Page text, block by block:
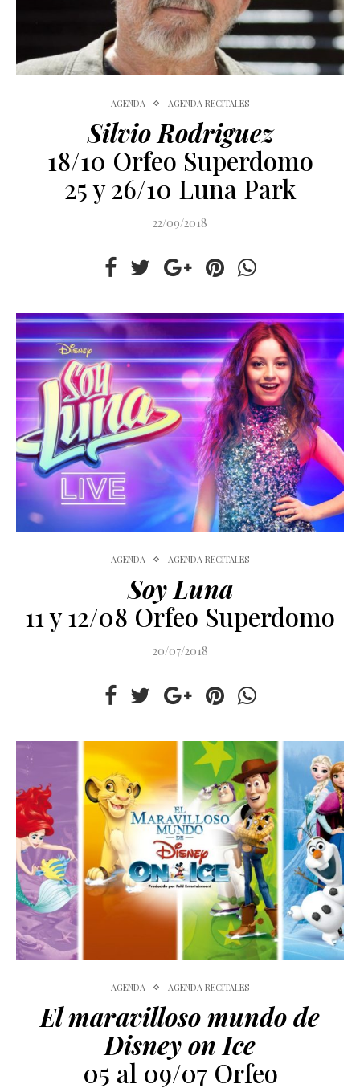
AGENDA AGENDA RECITALES
Silvio Rodriguez
18/10 Orfeo Superdomo
25 y 26/10 Luna Park
22/09/2018
AGENDA AGENDA RECITALES
Soy Luna
11 y 12/08 Orfeo Superdomo
20/07/2018
AGENDA AGENDA RECITALES
El maravilloso mundo de
Disney on Ice
05 al 09/07 Orfeo